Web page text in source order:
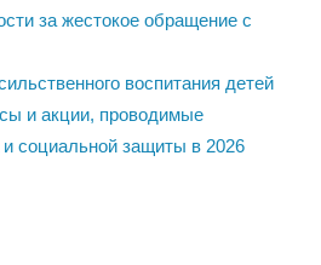
за жестокое обращение с
воспитания детей
и акции, проводимые
социальной защиты в 2026